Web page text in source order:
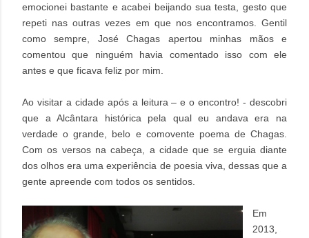
emocionei bastante e acabei beijando sua testa, gesto que
repeti nas outras vezes em que nos encontramos. Gentil
como sempre, José Chagas apertou minhas mãos e
comentou que ninguém havia comentado isso com ele
antes e que ficava feliz por mim.
Ao visitar a cidade após a leitura – e o encontro! - descobri
que a Alcântara histórica pela qual eu andava era na
verdade o grande, belo e comovente poema de Chagas.
Com os versos na cabeça, a cidade que se erguia diante
dos olhos era uma experiência de poesia viva, dessas que a
gente apreende com todos os sentidos.
Em
2013,